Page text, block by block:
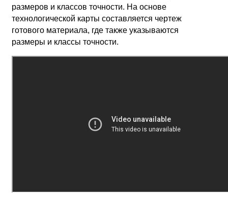
размеров и классов точности. На основе
технологической карты составляется чертеж
готового материала, где также указываются
размеры и классы точности.